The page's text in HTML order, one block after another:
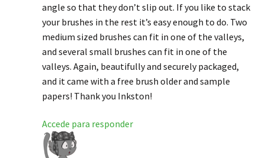
angle so that they don’t slip out. If you like to stack
your brushes in the rest it’s easy enough to do. Two
medium sized brushes can fit in one of the valleys,
and several small brushes can fit in one of the
valleys. Again, beautifully and securely packaged,
and it came with a free brush older and sample
papers! Thank you Inkston!
Accede para responder